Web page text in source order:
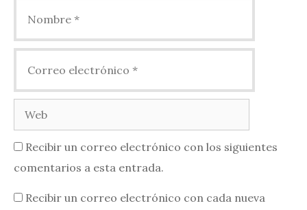
electrónico
Recibir un correo electrónico con los siguientes
comentarios a esta entrada.
Recibir un correo electrónico con cada nueva